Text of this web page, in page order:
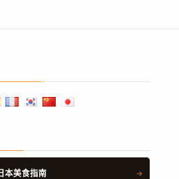
本美食指南 →